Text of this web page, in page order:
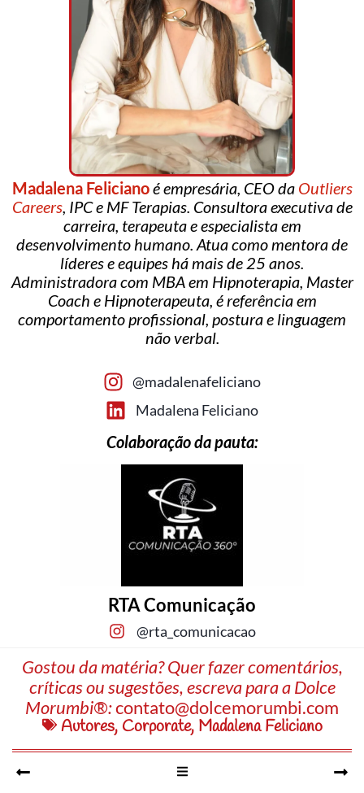
Madalena Felicianoé empresária, CEO da Outliers
Careers, IPC e MF Terapias. Consultora executiva de
carreira, terapeuta e especialista em
desenvolvimento humano. Atua como mentora de
líderes e equipes há mais de 25 anos.
Administradora com MBA em Hipnoterapia, Master
Coach e Hipnoterapeuta, é referência em
comportamento profissional, postura e linguagem
não verbal.
@madalenafeliciano
Madalena Feliciano
Colaboração da pauta:
RTA Comunicação
@rta_comunicacao
Gostou da matéria? Quer fazer comentários,
críticas ou sugestões, escreva para a Dolce
Morumbi®:contato@dolcemorumbi.com
Autores, Corporate, Madalena Feliciano